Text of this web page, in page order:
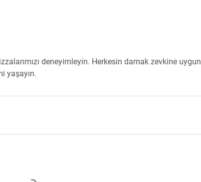
deneyimleyin. Herkesin damak zevkine uygun
yaşayın.